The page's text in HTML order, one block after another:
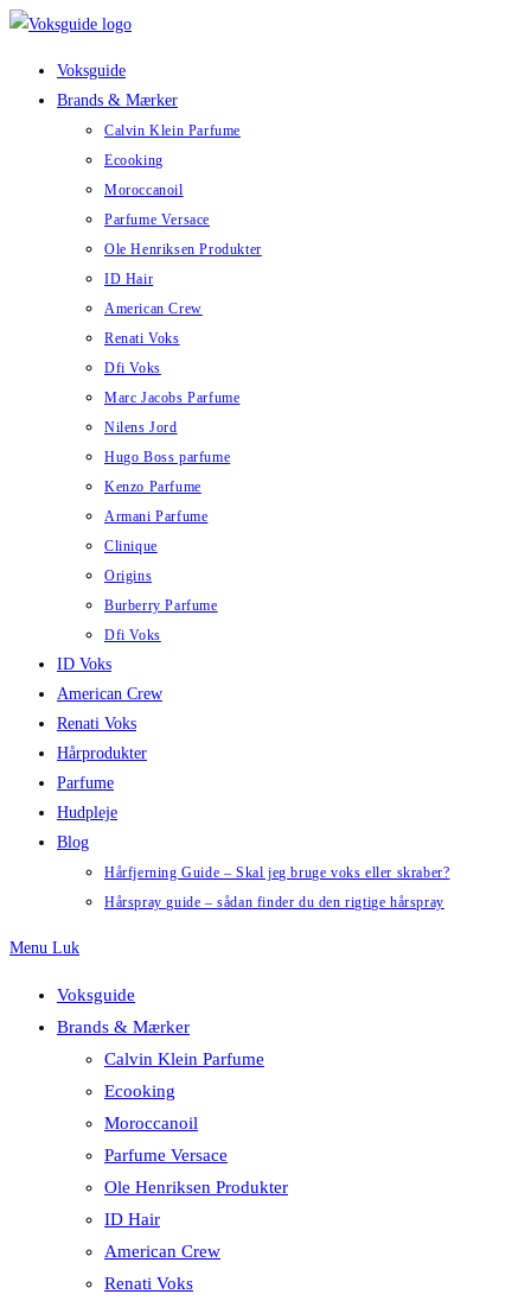
Skip
Voksguide
Brands & Mærker
Calvin Klein Parfume
Ecooking
Moroccanoil
Parfume Versace
Ole Henriksen Produkter
ID Hair
American Crew
Renati Voks
Dfi Voks
Marc Jacobs Parfume
Nilens Jord
Hugo Boss parfume
Kenzo Parfume
Armani Parfume
Clinique
Origins
Burberry Parfume
Dfi Voks
ID Voks
American Crew
Renati Voks
Hårprodukter
Parfume
Hudpleje
Blog
Hårfjerning Guide – Skal jeg bruge voks eller skraber?
Hårspray guide – sådan finder du den rigtige hårspray
Menu Luk
Voksguide
Brands & Mærker
Calvin Klein Parfume
Ecooking
Moroccanoil
Parfume Versace
Ole Henriksen Produkter
ID Hair
American Crew
Renati Voks